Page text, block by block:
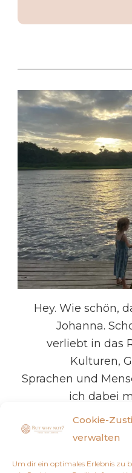
Cookie-
verwalten
Um dir ein optimales Erlebnis zu
Hey. Wie schön,
Johanna.
verliebt in das
Kulturen,
Sprachen und
ich dabei
bestehend aus
und meinem